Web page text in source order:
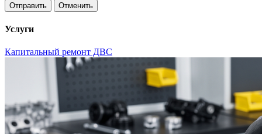
Отменить
Услуги
Капитальный ремонт ДВС